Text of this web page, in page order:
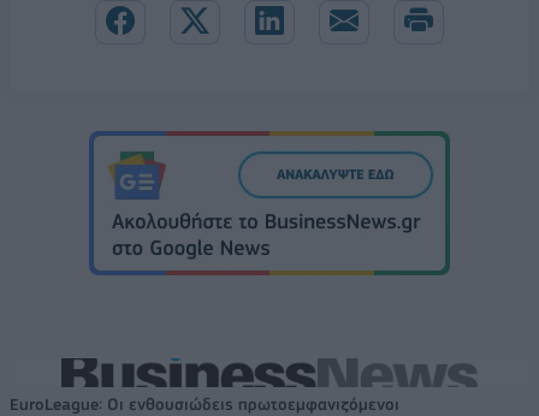
EuroLeague: Οι ενθουσιώδεις πρωτοεμφανιζόμενοι